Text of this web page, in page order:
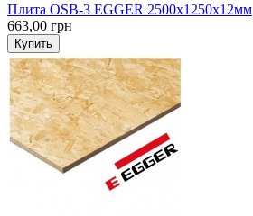
Плита OSB-3 EGGER 2500х1250х12мм
663,00 грн
Купить